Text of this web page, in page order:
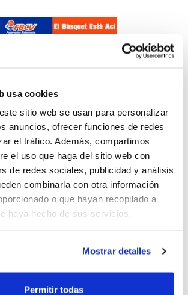
usa cookies
sitio web se usan para personalizar
anuncios, ofrecer funciones de redes
el tráfico. Además, compartimos
el uso que haga del sitio web con
de redes sociales, publicidad y análisis
combinarla con otra información
o que hayan recopilado a
haya hecho de sus servicios.
Mostrar detalles
Permitir todas
albergó en mayo la Fase
Autonómico, será también la
de la FBCV para que el